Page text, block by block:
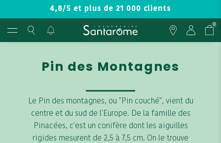
4,8/5 et plus de 21 000 clients
0
Pin des Montagnes
Le Pin des montagnes, ou "Pin couché", vient du
centre et du sud de l'Europe. De la famille des
Pinacées, c'est un conifère dont les aiguilles
rigides mesurent de 2,5 à 7,5 cm. On le trouve